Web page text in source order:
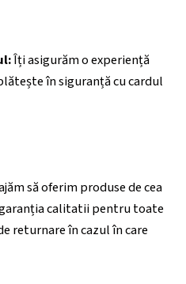
Îți asigurăm o experiență
în siguranță cu cardul
să oferim produse de cea
calitatii pentru toate
returnare în cazul în care